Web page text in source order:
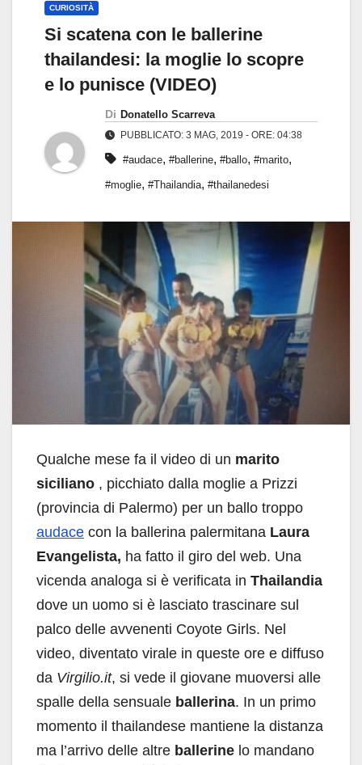
CURIOSITÀ
Si scatena con le ballerine
thailandesi: la moglie lo scopre
e lo punisce (VIDEO)
Di Donatello Scarreva
PUBBLICATO: 3 MAG, 2019 - ORE: 04:38
#audace, #ballerine, #ballo, #marito,
#moglie, #Thailandia, #thailanedesi
Qualche mese fa il video di un marito
siciliano , picchiato dalla moglie a Prizzi
(provincia di Palermo) per un ballo troppo
audace con la ballerina palermitana Laura
Evangelista, ha fatto il giro del web. Una
vicenda analoga si è verificata in Thailandia
dove un uomo si è lasciato trascinare sul
palco delle avvenenti Coyote Girls. Nel
video, diventato virale in queste ore e diffuso
da Virgilio.it, si vede il giovane muoversi alle
spalle della sensuale ballerina. In un primo
momento il thailandese mantiene la distanza
ma l’arrivo delle altre ballerine lo mandano